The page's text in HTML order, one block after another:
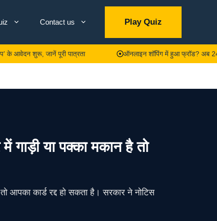
Contact us Play Quiz
शुरू, जानें पूरी पात्रता ऑनलाइन शॉपिंग में हुआ फ्रॉड? अब 24 घंटे में
गाड़ी या पक्का मकान है तो
कार्ड रद्द हो सकता है। सरकार ने नोटिस